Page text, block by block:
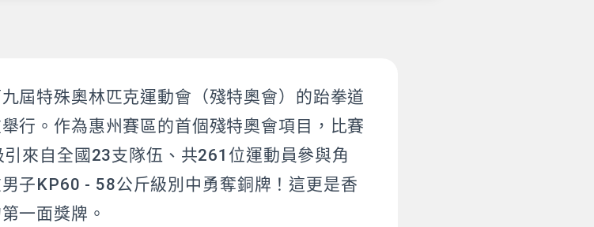
屆特殊奧林匹克運動會（殘特奧會）的跆拳道
行。作為惠州賽區的首個殘特奧會項目，比賽
來自全國23支隊伍、共261位運動員參與角
子KP60 - 58公斤級別中勇奪銅牌！這更是香
一面獎牌。